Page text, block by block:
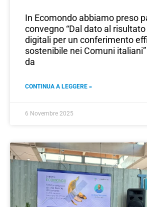
In Ecomondo abbiamo preso
convegno “Dal dato al
digitali per un conferimento
sostenibile nei Comuni
da
CONTINUA A LEGGERE »
6 Novembre 2025